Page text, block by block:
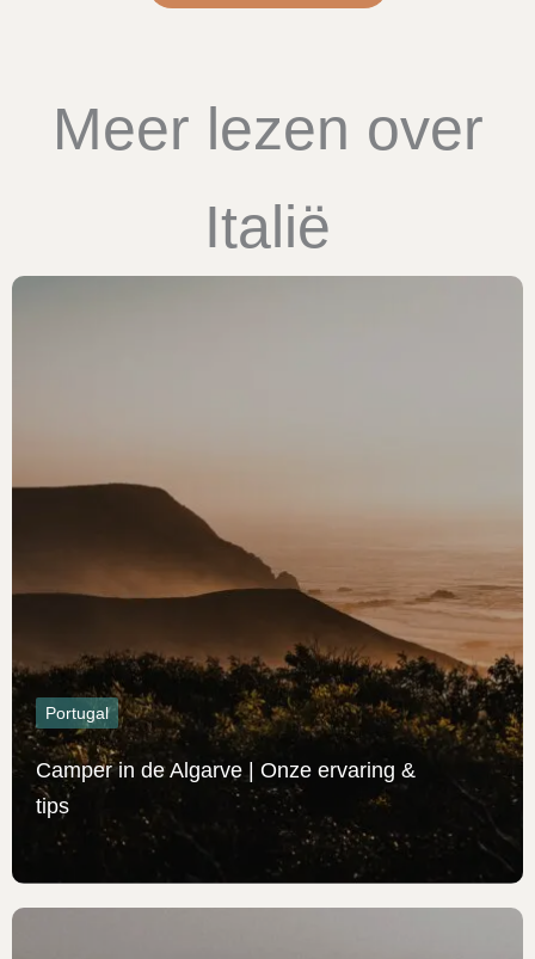
Meer lezen over
Italië
Portugal
Camper in de Algarve | Onze ervaring &
tips